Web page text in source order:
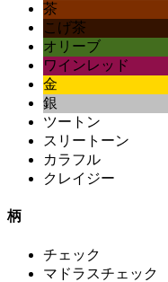
茶
こげ茶
オリーブ
ワインレッド
金
銀
ツートン
スリートーン
カラフル
クレイジー
柄
チェック
マドラスチェック